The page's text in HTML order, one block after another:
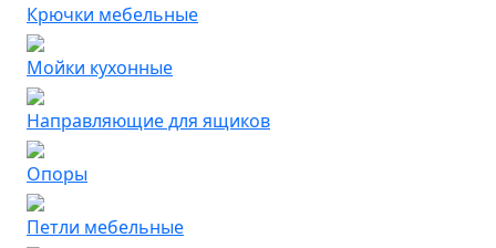
Крючки мебельные
Мойки кухонные
Направляющие для ящиков
Опоры
Петли мебельные